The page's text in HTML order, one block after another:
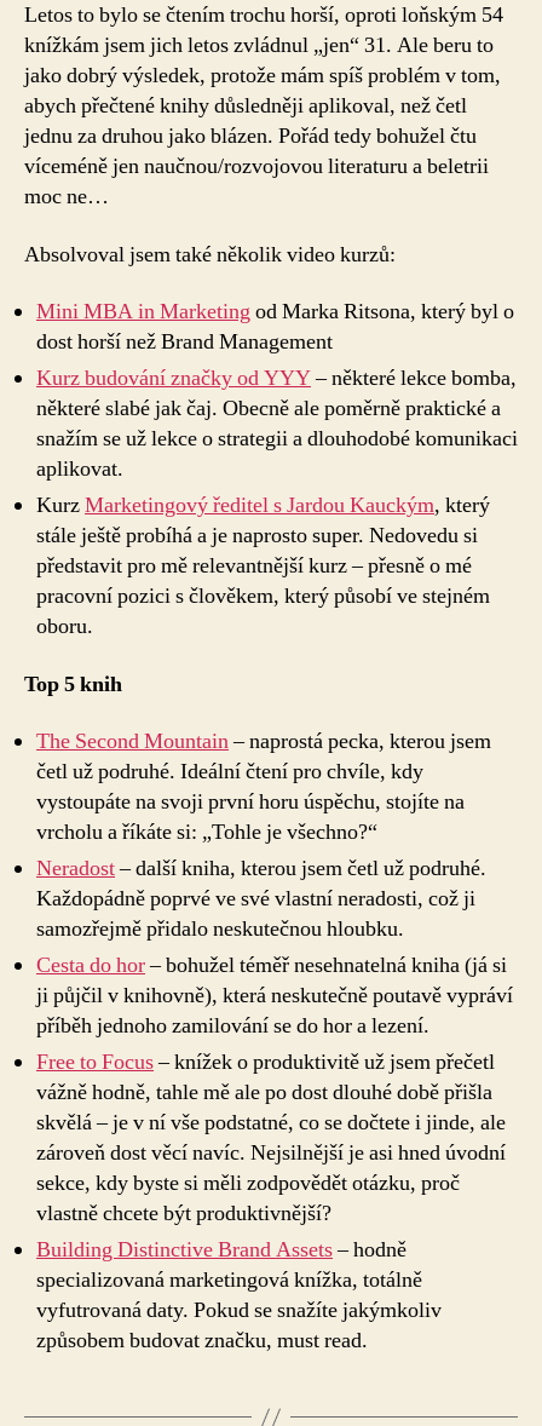
Letos to bylo se čtením trochu horší, oproti loňským 54
knížkám jsem jich letos zvládnul „jen“ 31. Ale beru to
jako dobrý výsledek, protože mám spíš problém v tom,
abych přečtené knihy důsledněji aplikoval, než četl
jednu za druhou jako blázen. Pořád tedy bohužel čtu
víceméně jen naučnou/rozvojovou literaturu a beletrii
moc ne…
Absolvoval jsem také několik video kurzů:
Mini MBA in Marketingod Marka Ritsona, který byl o
dost horší než Brand Management
Kurz budování značky od YYY– některé lekce bomba,
některé slabé jak čaj. Obecně ale poměrně praktické a
snažím se už lekce o strategii a dlouhodobé komunikaci
aplikovat.
KurzMarketingový ředitel s Jardou Kauckým, který
stále ještě probíhá a je naprosto super. Nedovedu si
představit pro mě relevantnější kurz – přesně o mé
pracovní pozici s člověkem, který působí ve stejném
oboru.
Top 5 knih
The Second Mountain– naprostá pecka, kterou jsem
četl už podruhé. Ideální čtení pro chvíle, kdy
vystoupáte na svoji první horu úspěchu, stojíte na
vrcholu a říkáte si: „Tohle je všechno?“
Neradost– další kniha, kterou jsem četl už podruhé.
Každopádně poprvé ve své vlastní neradosti, což ji
samozřejmě přidalo neskutečnou hloubku.
Cesta do hor– bohužel téměř nesehnatelná kniha (já si
ji půjčil v knihovně), která neskutečně poutavě vypráví
příběh jednoho zamilování se do hor a lezení.
Free to Focus– knížek o produktivitě už jsem přečetl
vážně hodně, tahle mě ale po dost dlouhé době přišla
skvělá – je v ní vše podstatné, co se dočtete i jinde, ale
zároveň dost věcí navíc. Nejsilnější je asi hned úvodní
sekce, kdy byste si měli zodpovědět otázku, proč
vlastně chcete být produktivnější?
Building Distinctive Brand Assets– hodně
specializovaná marketingová knížka, totálně
vyfutrovaná daty. Pokud se snažíte jakýmkoliv
způsobem budovat značku, must read.